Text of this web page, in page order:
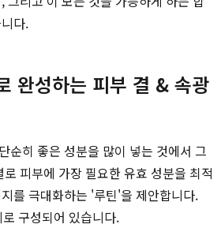
다.
완성하는 피부 결 & 속광
순히 좋은 성분을 많이 넣는 것에서 그
피부에 가장 필요한 유효 성분을 최적
를 극대화하는 '루틴'을 제안합니다.
구성되어 있습니다.